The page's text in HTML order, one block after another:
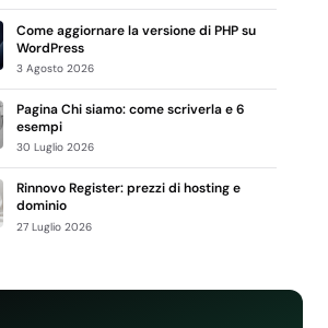
Come aggiornare la versione di PHP su
WordPress
3 Agosto 2026
Pagina Chi siamo: come scriverla e 6
esempi
30 Luglio 2026
Rinnovo Register: prezzi di hosting e
dominio
27 Luglio 2026